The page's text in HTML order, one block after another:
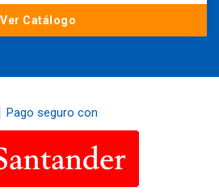
Ver Catálogo
Pago seguro con